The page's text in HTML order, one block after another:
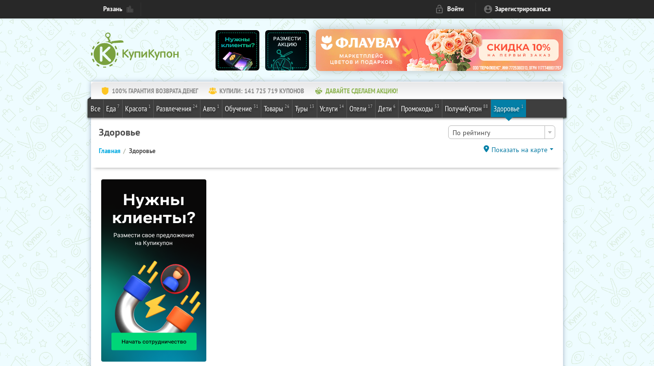
Рязань Войти Зарегистрироваться
100% ГАРАНТИЯ ВОЗВРАТА ДЕНЕГ КУПИЛИ: 141 725 719 КУПОНОВ ДАВАЙТЕ СДЕЛАЕМ АКЦИЮ!
Все Еда 7 Красота 1 Развлечения 24 Авто 1 Обучение 31 Товары 26 Туры 13 Услуги 14 Отели 17 Дети 6 Промокоды 53 ПолучиКупон 88 Здоровье 1
Здоровье По рейтингу
Главная Здоровье Показать на карте